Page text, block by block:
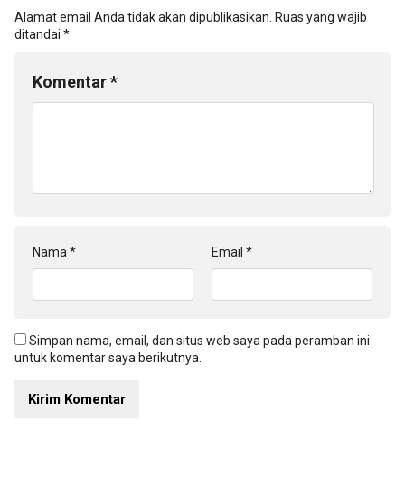
Alamat email Anda tidak akan dipublikasikan. Ruas yang wajib
ditandai *
Komentar*
Nama * Email *
Simpan nama, email, dan situs web saya pada peramban ini
untuk komentar saya berikutnya.